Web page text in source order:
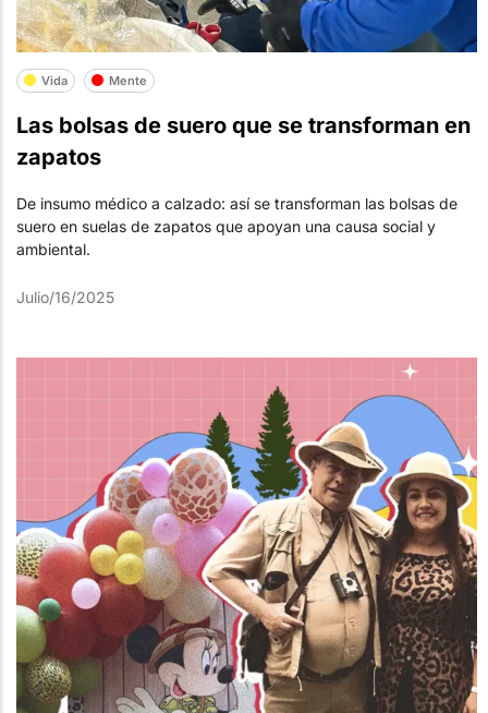
Vida Mente
Las bolsas de suero que se transforman en
zapatos
De insumo médico a calzado: así se transforman las bolsas de
suero en suelas de zapatos que apoyan una causa social y
ambiental.
Julio/16/2025